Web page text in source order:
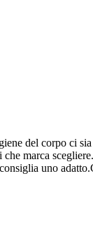
del corpo ci
che marca
uno